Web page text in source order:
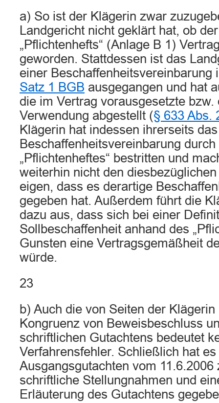
a) So ist der Klägerin zwar
Landgericht nicht geklärt hat, ob
„Pflichtenhefts“ (Anlage B 1)
geworden. Stattdessen ist das
einer Beschaffenheitsvereinbarung
Satz 1 BGB ausgegangen und hat
die im Vertrag vorausgesetzte bzw.
Verwendung abgestellt (§ 633 Abs.
Klägerin hat indessen ihrerseits
Beschaffenheitsvereinbarung
„Pflichtenheftes“ bestritten und
weiterhin nicht den
eigen, dass es derartige
gegeben hat. Außerdem führt die
dazu aus, dass sich bei einer
Sollbeschaffenheit anhand des
Gunsten eine Vertragsgemäßheit
würde.
23
b) Auch die von Seiten der
Kongruenz von Beweisbeschluss
schriftlichen Gutachtens bedeutet
Verfahrensfehler. Schließlich hat
Ausgangsgutachten vom
schriftliche Stellungnahmen und
Erläuterung des Gutachtens